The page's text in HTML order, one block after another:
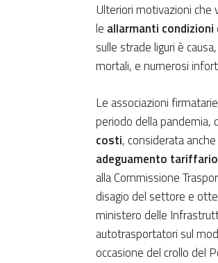
Ulteriori motivazioni che
le allarmanti
sulle strade liguri è
mortali, e numerosi
Le associazioni
periodo della pandemia,
costi, considerata
adeguamento tariffario
alla Commissione
disagio del settore e
ministero delle
autotrasportatori sul
occasione del crollo del